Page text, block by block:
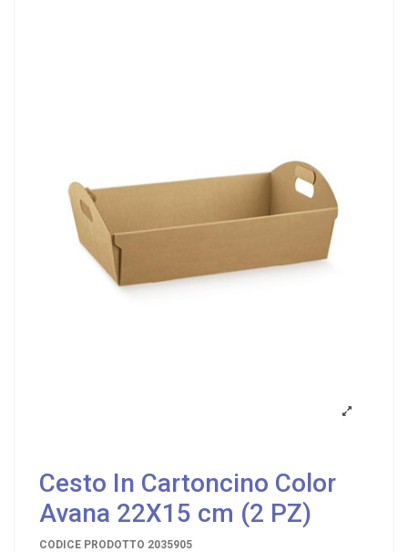
Cesto In Cartoncino Color
Avana 22X15 cm (2 PZ)
CODICE PRODOTTO 2035905